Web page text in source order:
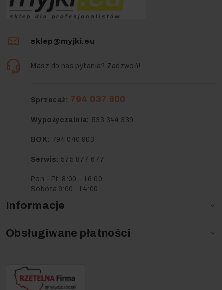
Informacje 
Obsługiwane płatności 
sklep@myjki.eu
Masz do nas pytania? Zadzwoń!
Sprzedaż: 794 037 600
Wypożyczalnia: 533 344 339
BOK: 794 040 903
Serwis: 575 877 677
Pon - Pt. 8:00 - 16:00
Sobota 9:00 -14:00